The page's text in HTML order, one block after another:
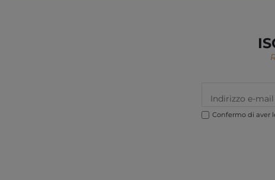
Confermo di aver